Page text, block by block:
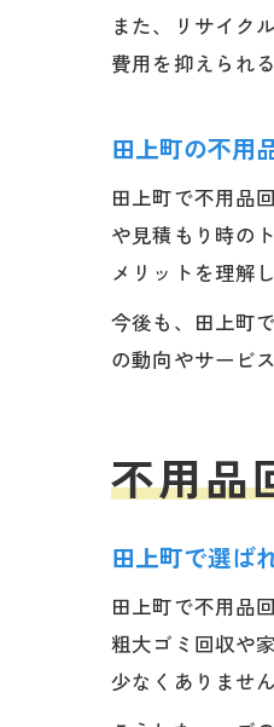
また、リサイク
費用を抑えられ
田上町の不用
田上町で不用品
や見積もり時の
メリットを理解
今後も、田上町
の動向やサービ
不用品
田上町で選ば
田上町で不用品
粗大ゴミ回収や
少なくありません